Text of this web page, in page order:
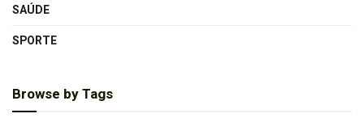
SAÚDE
SPORTE
Browse by Tags